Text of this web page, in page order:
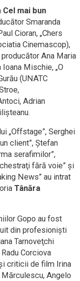
Cel mai bun
Smaranda
Cioran, „Chers
Cinemascop),
producător Ana Maria
Mischie, „O
(UNATC
Adrian
„Offstage”, Serghei
client”, Ştefan
serafimilor”,
fără voie” şi
News” au intrat
Tânăra
Gopo au fost
din profesionişti
Tarnoveţchi
Corciova
criticii de film Irina
Mărculescu, Angelo